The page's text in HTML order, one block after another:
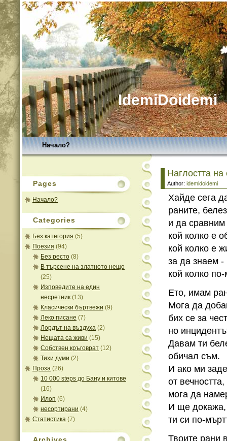
IdemiDoidemi
Начало?
Pages
Начало?
Categories
Без категория (5)
Поезия (94)
Без ресто (8)
В търсене на златното нещо
(25)
Изповедите на един
несретник (13)
Класически бъртвежи (9)
Леко писане (7)
Лордът на въздуха (2)
Нещата са живи (15)
Собствен кръговрат (12)
Тихи думи (2)
Проза (26)
10 000 steps до Бану и китове
(16)
Илоп (6)
несортирани (4)
Статистика (7)
Наглостта
Author: idemidoidemi
Хайде сега
раните,
и да сравним
кой колко е
кой колко е
за да знаем -
кой колко
Ето, имам
Мога да
бих се за
но
Давам ти
обичал съм.
И ако ми
от вечността,
мога да
И ще докажа,
ти си по-
Твоите рани